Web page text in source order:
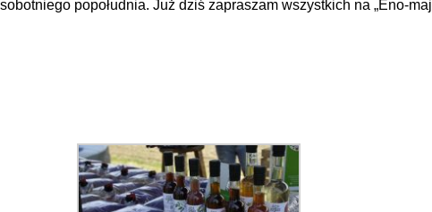
popołudnia. Już dziś zapraszam wszystkich na „Eno-